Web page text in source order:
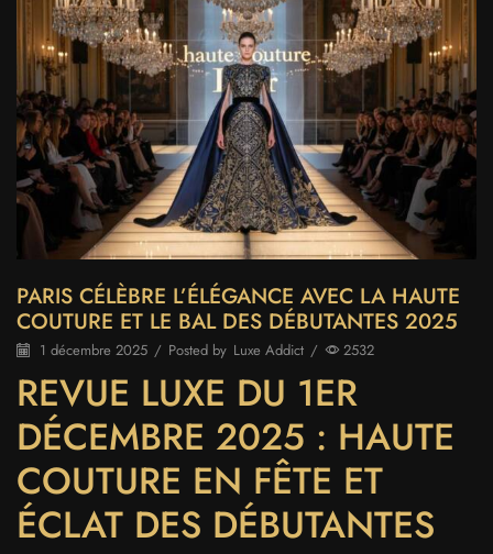
PARIS CÉLÈBRE L’ÉLÉGANCE AVEC LA HAUTE
COUTURE ET LE BAL DES DÉBUTANTES 2025
1 décembre 2025 / Posted by Luxe Addict / 2532
REVUE LUXE DU 1ER
DÉCEMBRE 2025 : HAUTE
COUTURE EN FÊTE ET
ÉCLAT DES DÉBUTANTES